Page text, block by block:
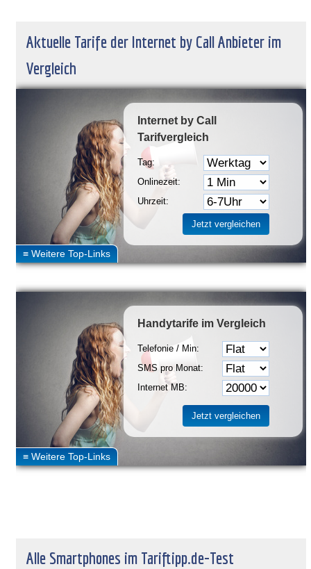
Aktuelle Tarife der Internet by Call Anbieter im
Vergleich
Internet by Call
Tarifvergleich
Tag:
Onlinezeit:
Uhrzeit:
Handytarife im Vergleich
Telefonie / Min:
SMS pro Monat:
Internet MB:
Alle Smartphones im Tariftipp.de-Test